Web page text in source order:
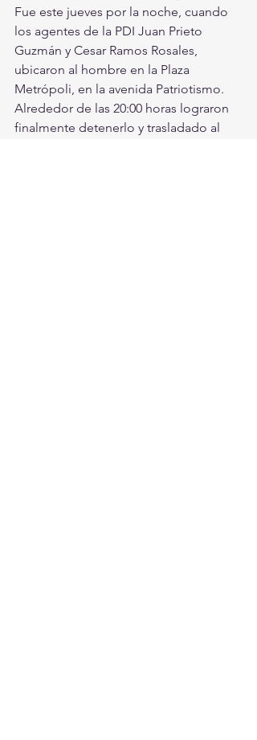
Fue este jueves por la noche, cuando
los agentes de la PDI Juan Prieto
Guzmán y Cesar Ramos Rosales,
ubicaron al hombre en la Plaza
Metrópoli, en la avenida Patriotismo.
Alrededor de las 20:00 horas lograron
finalmente detenerlo y trasladado al